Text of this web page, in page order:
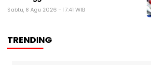
Sabtu, 8 Agu 2026 - 17:41 WIB
TRENDING